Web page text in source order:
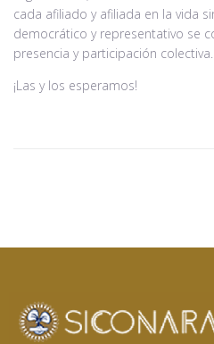
cada afiliado y afiliada en la vida
democrático y representativo se
presencia y participación colectiva.
¡Las y los esperamos!